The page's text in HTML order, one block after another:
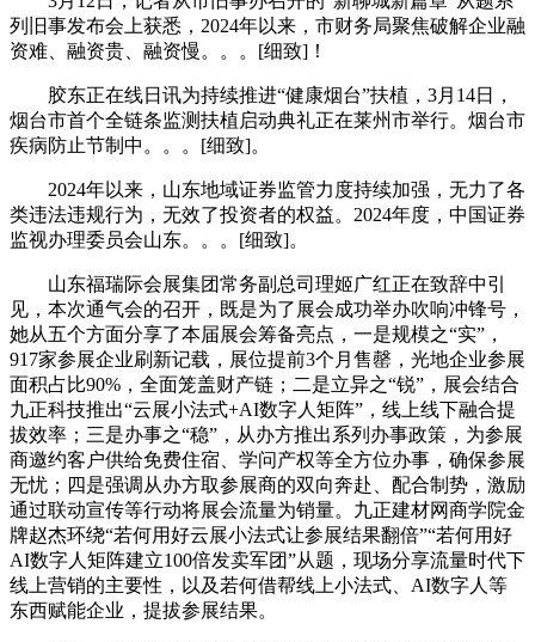
列旧事发布会上获悉，2024年以来，市财务局聚焦破解企业融
资难、融资贵、融资慢。。。[细致]！
胶东正在线日讯为持续推进“健康烟台”扶植，3月14日，
烟台市首个全链条监测扶植启动典礼正在莱州市举行。烟台市
疾病防止节制中。。。[细致]。
2024年以来，山东地域证券监管力度持续加强，无力了各
类违法违规行为，无效了投资者的权益。2024年度，中国证券
监视办理委员会山东。。。[细致]。
山东福瑞际会展集团常务副总司理姬广红正在致辞中引
见，本次通气会的召开，既是为了展会成功举办吹响冲锋号，
她从五个方面分享了本届展会筹备亮点，一是规模之“实”，
917家参展企业刷新记载，展位提前3个月售罄，光地企业参展
面积占比90%，全面笼盖财产链；二是立异之“锐”，展会结合
九正科技推出“云展小法式+AI数字人矩阵”，线上线下融合提
拔效率；三是办事之“稳”，从办方推出系列办事政策，为参展
商邀约客户供给免费住宿、学问产权等全方位办事，确保参展
无忧；四是强调从办方取参展商的双向奔赴、配合制势，激励
通过联动宣传等行动将展会流量为销量。九正建材网商学院金
牌赵杰环绕“若何用好云展小法式让参展结果翻倍”“若何用好
AI数字人矩阵建立100倍发卖军团”从题，现场分享流量时代下
线上营销的主要性，以及若何借帮线上小法式、AI数字人等
东西赋能企业，提拔参展结果。